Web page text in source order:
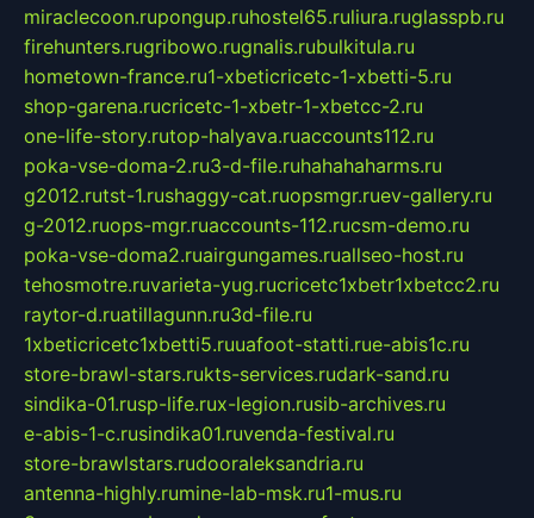
miraclecoon.rupongup.ruhostel65.ruliura.ruglasspb.ru
firehunters.rugribowo.rugnalis.rubulkitula.ru
hometown-france.ru1-xbeticricetc-1-xbetti-5.ru
shop-garena.rucricetc-1-xbetr-1-xbetcc-2.ru
one-life-story.rutop-halyava.ruaccounts112.ru
poka-vse-doma-2.ru3-d-file.ruhahahaharms.ru
g2012.rutst-1.rushaggy-cat.ruopsmgr.ruev-gallery.ru
g-2012.ruops-mgr.ruaccounts-112.rucsm-demo.ru
poka-vse-doma2.ruairgungames.ruallseo-host.ru
tehosmotre.ruvarieta-yug.rucricetc1xbetr1xbetcc2.ru
raytor-d.ruatillagunn.ru3d-file.ru
1xbeticricetc1xbetti5.ruuafoot-statti.rue-abis1c.ru
store-brawl-stars.rukts-services.rudark-sand.ru
sindika-01.rusp-life.rux-legion.rusib-archives.ru
e-abis-1-c.rusindika01.ruvenda-festival.ru
store-brawlstars.rudooraleksandria.ru
antenna-highly.rumine-lab-msk.ru1-mus.ru